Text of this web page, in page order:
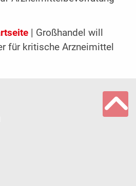
| Großhandel will
für kritische Arzneimittel